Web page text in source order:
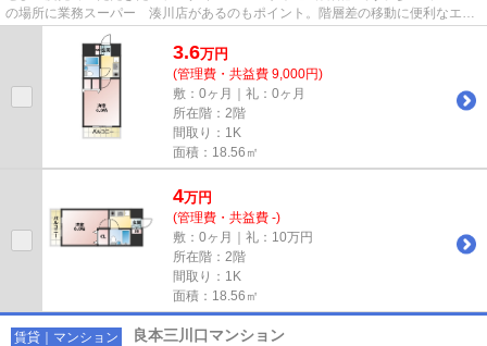
の場所に業務スーパー 湊川店があるのもポイント。階層差の移動に便利なエレ
ベーターがついています。一日...
3.6万円
(管理費・共益費 9,000円)
敷：0ヶ月｜礼：0ヶ月
所在階：2階
間取り：1K
面積：18.56㎡
4万円
(管理費・共益費 -)
敷：0ヶ月｜礼：10万円
所在階：2階
間取り：1K
面積：18.56㎡
賃貸｜マンション 良本三川口マンション